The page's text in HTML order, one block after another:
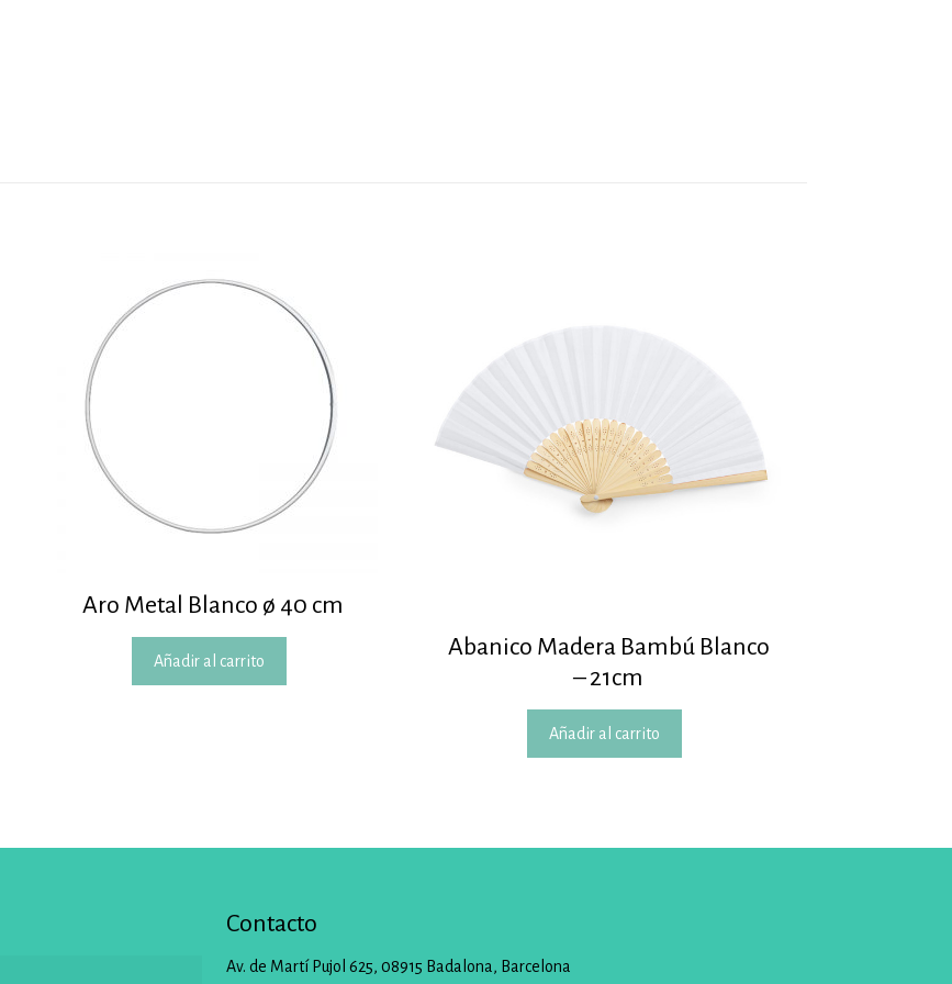
Aro Metal Blanco ø 40 cm
Añadir al carrito
Abanico Madera Bambú Blanco
– 21cm
Añadir al carrito
Contacto
Av. de Martí Pujol 625, 08915 Badalona, Barcelona